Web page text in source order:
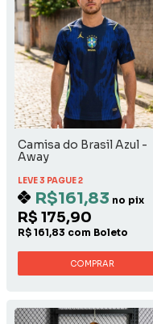
Camisa do Brasil Azul -
Away
LEVE 3 PAGUE 2
R$161,83 no pix
R$ 175,90
R$ 161,83 com Boleto
COMPRAR